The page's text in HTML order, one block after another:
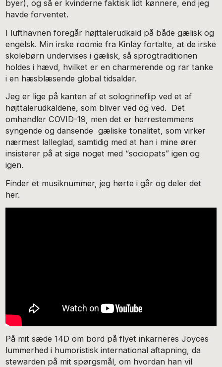
byer), og så er kvinderne faktisk lidt kønnere, end jeg
havde forventet.
I lufthavnen foregår højttalerudkald på både gælisk og
engelsk. Min irske roomie fra Kinlay fortalte, at de irske
skolebørn undervises i gælisk, så sprogtraditionen
holdes i hævd, hvilket er en charmerende og rar tanke
i en hæsblæsende global tidsalder.
Jeg er lige på kanten af et sologrineflip ved et af
højttalerudkaldene, som bliver ved og ved. Det
omhandler COVID-19, men det er herrestemmens
syngende og dansende gæliske tonalitet, som virker
nærmest lalleglad, samtidig med at han i mine ører
insisterer på at sige noget med “sociopats” igen og
igen.
Finder et musiknummer, jeg hørte i går og deler det
her.
På mit sæde 14D om bord på flyet inkarneres Joyces
lummerhed i humoristisk international aftapning, da
stewarden på mit spørgsmål, om hvordan han vil